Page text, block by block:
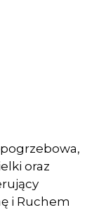
pogrzebowa,
oraz
i Ruchem